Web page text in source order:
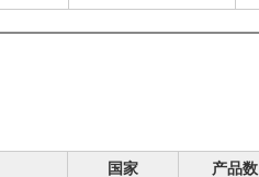
国家 产品数